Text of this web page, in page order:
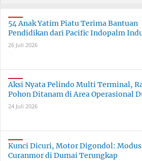
Bersama
Berkualitas
54 Anak Yatim Piatu Terima Bantuan
Pendidikan dari Pacific Indopalm
26 Juli 2026
Aksi Nyata Pelindo Multi Terminal,
Pohon Ditanam di Area Operasional
24 Juli 2026
Kunci Dicuri, Motor Digondol:
Curanmor di Dumai Terungkap